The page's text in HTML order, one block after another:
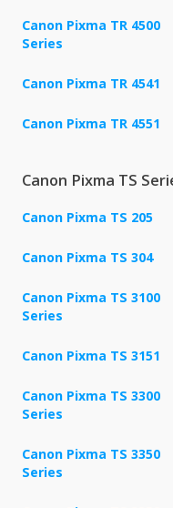
Canon Pixma TR 4500
Series
Canon Pixma TR 4541
Canon Pixma TR 4551
Canon Pixma TS
Canon Pixma TS 205
Canon Pixma TS 304
Canon Pixma TS 3100
Series
Canon Pixma TS 3151
Canon Pixma TS 3300
Series
Canon Pixma TS 3350
Series